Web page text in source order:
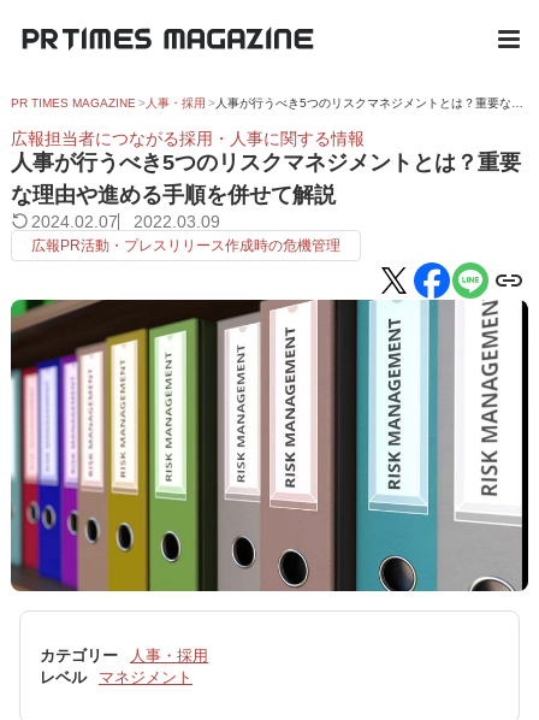
PR TIMES MAGAZINE 人事・採用
広報担当者につながる採用・人事に関する情報
人事が行うべき5つのリスクマネジメントとは？重要
な理由や進める手順を併せて解説
2024.02.07 2022.03.09
広報PR活動・プレスリリース作成時の危機管理
カテゴリー
人事・採用
レベル
マネジメント